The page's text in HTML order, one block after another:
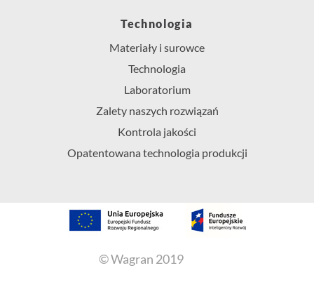
Technologia
Materiały i surowce
Technologia
Laboratorium
Zalety naszych rozwiązań
Kontrola jakości
Opatentowana technologia produkcji
© Wagran 2019